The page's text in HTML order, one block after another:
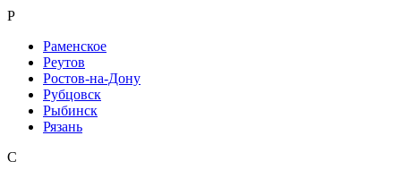
Р
Раменское
Реутов
Ростов-на-Дону
Рубцовск
Рыбинск
Рязань
С